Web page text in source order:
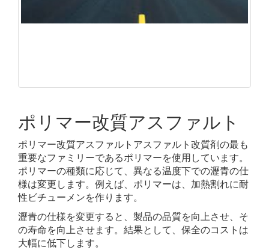
ポリマー改質アスファルト
ポリマー改質アスファルトアスファルト改質剤の最も
重要なファミリーであるポリマーを使用しています。
ポリマーの種類に応じて、異なる温度下での瀝青の仕
様は変更します。例えば、ポリマーは、加熱割れに耐
性ビチューメンを作ります。
瀝青の仕様を変更すると、製品の品質を向上させ、そ
の寿命を向上させます。結果として、保全のコストは
大幅に低下します。